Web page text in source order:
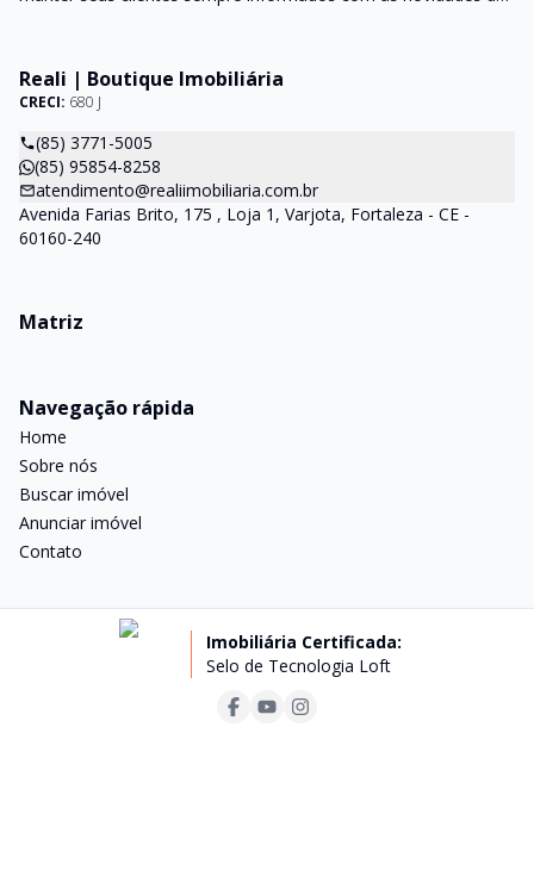
Reali | Boutique Imobiliária
CRECI: 680 J
(85) 3771-5005
(85) 95854-8258
atendimento@realiimobiliaria.com.br
Avenida Farias Brito, 175 , Loja 1, Varjota, Fortaleza - CE -
60160-240
Matriz
Navegação rápida
Home
Sobre nós
Buscar imóvel
Anunciar imóvel
Contato
Imobiliária Certificada:
Selo de Tecnologia Loft